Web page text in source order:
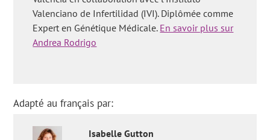
Valenciano de Infertilidad (IVI). Diplômée comme
Expert en Génétique Médicale. En savoir plus sur
Andrea Rodrigo
Adapté au français par:
Isabelle Gutton